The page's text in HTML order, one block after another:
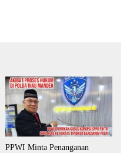
PPWI Minta Penanganan